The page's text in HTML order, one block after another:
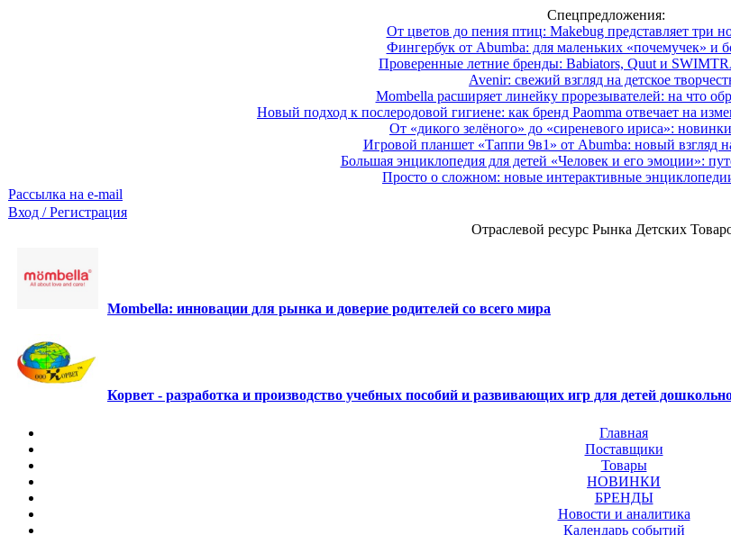
Спецпредложения:
От цветов до пения птиц: Makebug представляет три
Фингербук от Abumba: для маленьких «почемучек» и
Проверенные летние бренды: Babiators, Quut и
Avenir: свежий взгляд на детское
Mombella расширяет линейку прорезывателей: на что
Новый подход к послеродовой гигиене: как бренд Paomma отвечает на
От «дикого зелёного» до «сиреневого ириса»:
Игровой планшет «Таппи 9в1» от Abumba: новый взгляд
Большая энциклопедия для детей «Человек и его эмоции»:
Просто о сложном: новые интерактивные
Рассылка на e-mail
Вход / Регистрация
Отраслевой ресурс Рынка Детских
Mombella: инновации для рынка и доверие родителей со всего мира
Корвет - разработка и производство учебных пособий и развивающих игр для детей
Главная
Поставщики
Товары
НОВИНКИ
БРЕНДЫ
Новости и аналитика
Календарь событий